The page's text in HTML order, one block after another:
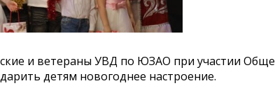
и ветераны УВД по ЮЗАО при участии
детям новогоднее настроение.